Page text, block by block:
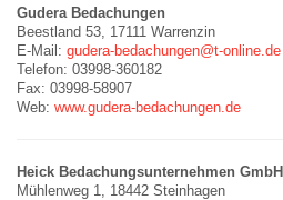
Gudera Bedachungen
Beestland 53, 17111 Warrenzin
E-Mail: gudera-bedachungen@t-online.de
Telefon: 03998-360182
Fax: 03998-58907
Web: www.gudera-bedachungen.de
Heick Bedachungsunternehmen GmbH
Mühlenweg 1, 18442 Steinhagen